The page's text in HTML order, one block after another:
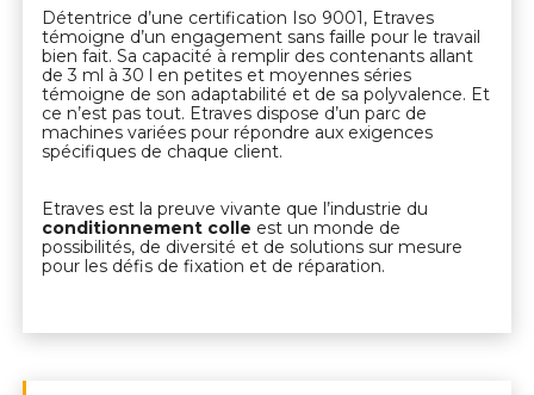
Détentrice d’une certification Iso 9001, Etraves
témoigne d’un engagement sans faille pour le travail
bien fait. Sa capacité à remplir des contenants allant
de 3 ml à 30 l en petites et moyennes séries
témoigne de son adaptabilité et de sa polyvalence. Et
ce n’est pas tout. Etraves dispose d’un parc de
machines variées pour répondre aux exigences
spécifiques de chaque client.
Etraves est la preuve vivante que l’industrie du
conditionnement colle est un monde de
possibilités, de diversité et de solutions sur mesure
pour les défis de fixation et de réparation.